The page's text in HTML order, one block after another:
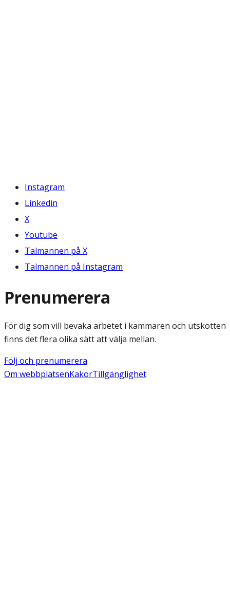
Instagram
Linkedin
X
Youtube
Talmannen på X
Talmannen på Instagram
Prenumerera
För dig som vill bevaka arbetet i kammaren och utskotten
finns det flera olika sätt att välja mellan.
Följ och prenumerera
Om webbplatsenKakorTillgänglighet